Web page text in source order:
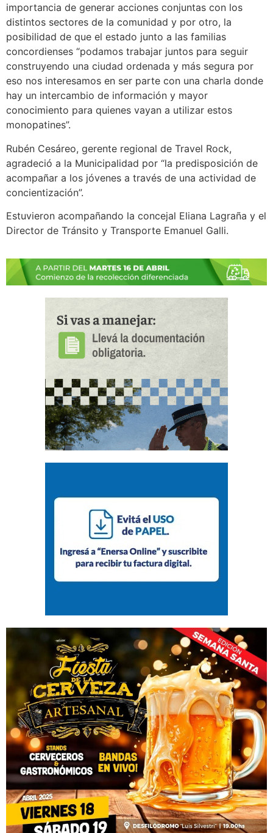
importancia de generar acciones conjuntas con los
distintos sectores de la comunidad y por otro, la
posibilidad de que el estado junto a las familias
concordienses “podamos trabajar juntos para seguir
construyendo una ciudad ordenada y más segura por
eso nos interesamos en ser parte con una charla donde
hay un intercambio de información y mayor
conocimiento para quienes vayan a utilizar estos
monopatines”.
Rubén Cesáreo, gerente regional de Travel Rock,
agradeció a la Municipalidad por “la predisposición de
acompañar a los jóvenes a través de una actividad de
concientización”.
Estuvieron acompañando la concejal Eliana Lagraña y el
Director de Tránsito y Transporte Emanuel Galli.